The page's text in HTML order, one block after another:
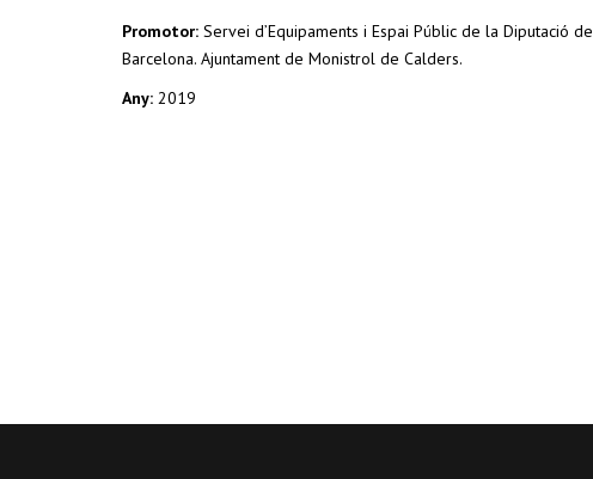
Promotor: Servei d’Equipaments i Espai Públic de la Diputació de
Barcelona. Ajuntament de Monistrol de Calders.
Any: 2019